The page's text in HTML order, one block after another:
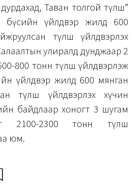
Таван толгой түлш”
бүсийн үйлдвэр жилд 600
түлш үйлдвэрлэх
улиралд дунджаар 2
800 тонн түлш үйлдвэрлэж
үйлдвэр жилд 600 мянган
түлш үйлдвэрлэх хүчин
байдлаар хоногт 3 шугам
2100-2300 тонн түлш
юм.